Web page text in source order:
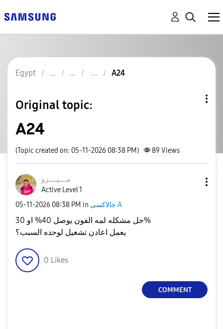
Egypt A24
Original topic:
A24
(Topic created on: 05-11-2026 08:38 PM) 89 Views
مــــيــــزو
Active Level 1
‎05-11-2026 08:38 PM in جالاكسى A
حل مشكله لمه الفون يوصل 40% او 30%
0 Likes
COMMENT